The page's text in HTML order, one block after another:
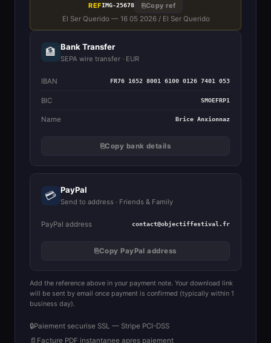
REFIMG-25678 ⎘Copy ref
El Ser Querido — 16 05 2026 / El Ser Querido
🏦 Bank Transfer
SEPA wire transfer · EUR
IBAN FR76 1652 8001 6100 0126 7401 053
BIC SMOEFRP1
Name Brice Anxionnaz
⎘Copy bank details
💳 PayPal
Send to address · Friends & Family
PayPal address contact@objectiffestival.fr
⎘Copy PayPal address
Add the reference above in your payment note. Your download link
will be sent by email once payment is confirmed (typically within 1
business day).
🔒Paiement securise SSL — Stripe PCI-DSS
📄 Facture PDF instantanee apres paiement